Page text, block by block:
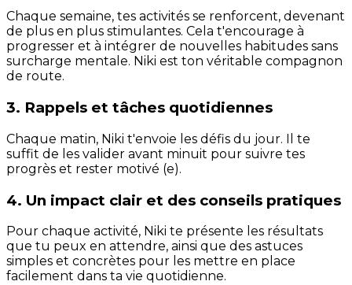
Chaque semaine, tes activités se renforcent, devenant
de plus en plus stimulantes. Cela t'encourage à
progresser et à intégrer de nouvelles habitudes sans
surcharge mentale. Niki est ton véritable compagnon
de route.
3. Rappels et tâches quotidiennes
Chaque matin, Niki t'envoie les défis du jour. Il te
suffit de les valider avant minuit pour suivre tes
progrès et rester motivé (e).
4. Un impact clair et des conseils pratiques
Pour chaque activité, Niki te présente les résultats
que tu peux en attendre, ainsi que des astuces
simples et concrètes pour les mettre en place
facilement dans ta vie quotidienne.